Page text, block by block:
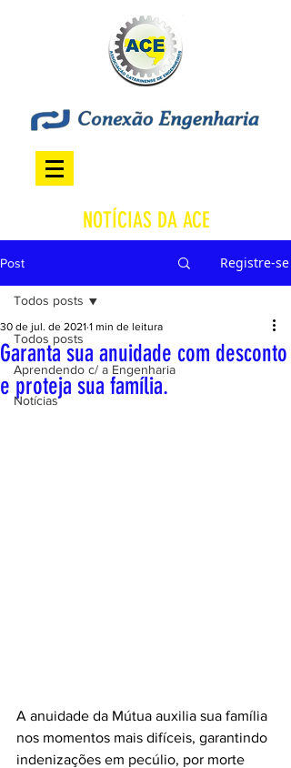
NOTÍCIAS DA ACE
Post Registre-se
Todos posts
Aprendendo c/ a Engenharia
Notícias
Todos posts
Garanta sua anuidade com desconto
e proteja sua família.
30 de jul. de 2021 1 min de leitura
A anuidade da Mútua auxilia sua família
nos momentos mais difíceis, garantindo
indenizações em pecúlio, por morte